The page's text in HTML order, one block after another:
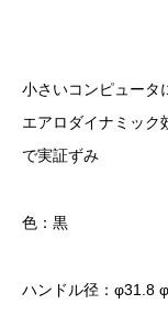
小さいコンピュータ
エアロダイナミック
で実証ずみ
色：黒
ハンドル径：φ31.8